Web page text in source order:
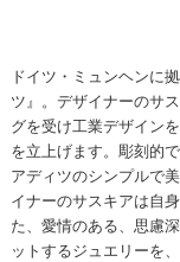
ドイツ・ミュンヘンに
ツ』。デザイナーのサ
グを受け工業デザイン
を立上げます。彫刻的
アディツのシンプルで
イナーのサスキアは自
た、愛情のある、思慮
ットするジュエリーを